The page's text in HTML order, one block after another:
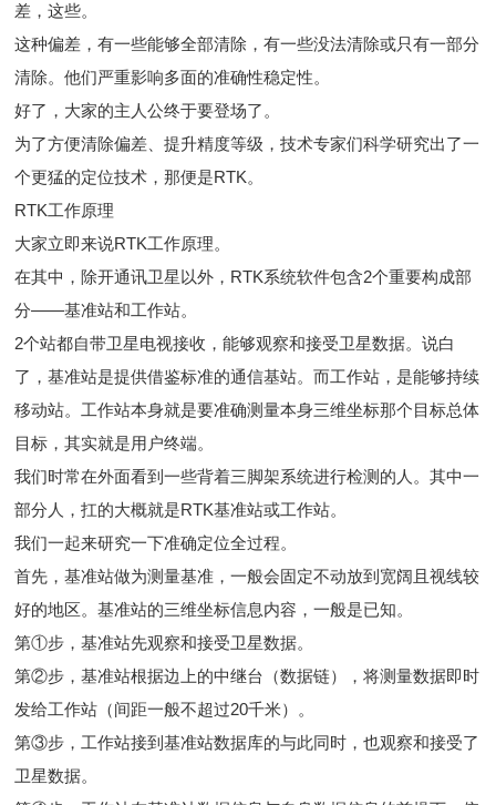
差，这些。
这种偏差，有一些能够全部清除，有一些没法清除或只有一部分
清除。他们严重影响多面的准确性稳定性。
好了，大家的主人公终于要登场了。
为了方便清除偏差、提升精度等级，技术专家们科学研究出了一
个更猛的定位技术，那便是RTK。
RTK工作原理
大家立即来说RTK工作原理。
在其中，除开通讯卫星以外，RTK系统软件包含2个重要构成部
分——基准站和工作站。
2个站都自带卫星电视接收，能够观察和接受卫星数据。说白
了，基准站是提供借鉴标准的通信基站。而工作站，是能够持续
移动站。工作站本身就是要准确测量本身三维坐标那个目标总体
目标，其实就是用户终端。
我们时常在外面看到一些背着三脚架系统进行检测的人。其中一
部分人，扛的大概就是RTK基准站或工作站。
我们一起来研究一下准确定位全过程。
首先，基准站做为测量基准，一般会固定不动放到宽阔且视线较
好的地区。基准站的三维坐标信息内容，一般是已知。
第①步，基准站先观察和接受卫星数据。
第②步，基准站根据边上的中继台（数据链），将测量数据即时
发给工作站（间距一般不超过20千米）。
第③步，工作站接到基准站数据库的与此同时，也观察和接受了
卫星数据。